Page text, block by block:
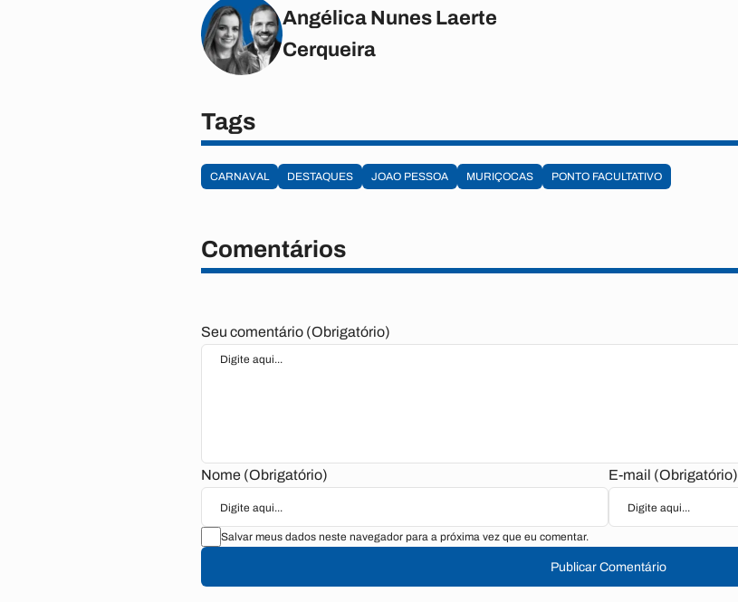
Angélica Nunes Laerte
Cerqueira
Tags
CARNAVAL DESTAQUES JOAO PESSOA MURIÇOCAS PONTO FACULTATIVO
Comentários
Seu comentário (Obrigatório)
Nome (Obrigatório) E-mail (Obrigatório)
Salvar meus dados neste navegador para a próxima vez que eu comentar.
Publicar Comentário